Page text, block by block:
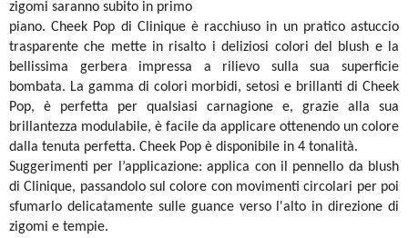
zigomi saranno subito in primo
piano. Cheek Pop di Clinique è racchiuso in un pratico astuccio
trasparente che mette in risalto i deliziosi colori del blush e la
bellissima gerbera impressa a rilievo sulla sua superficie
bombata. La gamma di colori morbidi, setosi e brillanti di Cheek
Pop, è perfetta per qualsiasi carnagione e, grazie alla sua
brillantezza modulabile, è facile da applicare ottenendo un colore
dalla tenuta perfetta. Cheek Pop è disponibile in 4 tonalità.
Suggerimenti per l’applicazione: applica con il pennello da blush
di Clinique, passandolo sul colore con movimenti circolari per poi
sfumarlo delicatamente sulle guance verso l'alto in direzione di
zigomi e tempie.